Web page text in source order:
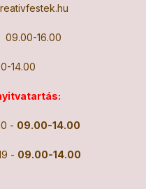
09.00-16.00
14.00
- 09.00-14.00
- 09.00-14.00